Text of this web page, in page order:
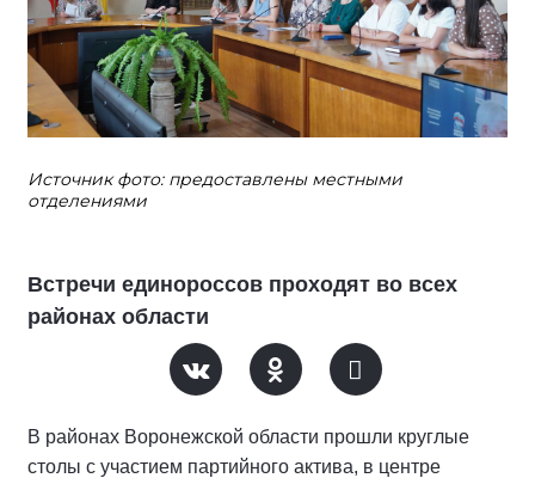
Источник фото: предоставлены местными
отделениями
Встречи единороссов проходят во всех
районах области
В районах Воронежской области прошли круглые
столы с участием партийного актива, в центре